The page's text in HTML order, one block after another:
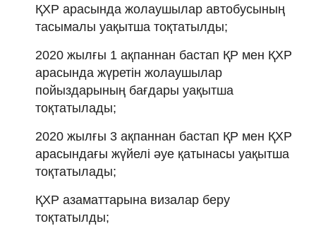
ҚХР арасында жолаушылар автобусының
тасымалы уақытша тоқтатылды;
2020 жылғы 1 ақпаннан бастап ҚР мен ҚХР
арасында жүретін жолаушылар
пойыздарының бағдары уақытша
тоқтатылады;
2020 жылғы 3 ақпаннан бастап ҚР мен ҚХР
арасындағы жүйелі әуе қатынасы уақытша
тоқтатылады;
ҚХР азаматтарына визалар беру
тоқтатылды;